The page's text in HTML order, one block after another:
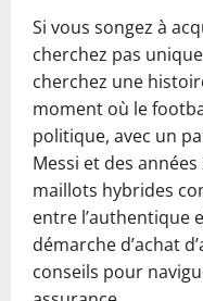
Si vous songez à
cherchez pas
cherchez une
moment où le
politique, avec un
Messi et des
maillots hybrides
entre l’authentique
démarche d’achat
conseils pour